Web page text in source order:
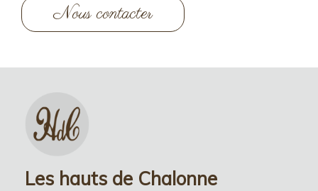
Nous contacter
Les hauts de Chalonne